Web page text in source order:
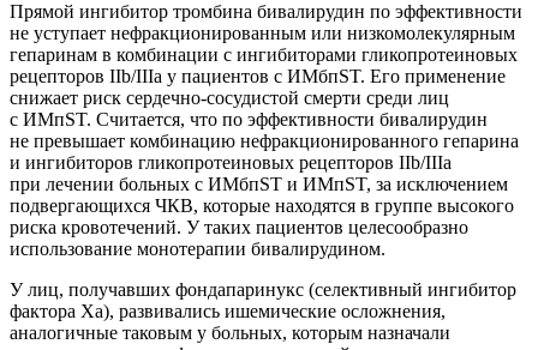
Прямой ингибитор тромбина бивалирудин по эффективности
не уступает нефракционированным или низкомолекулярным
гепаринам в комбинации с ингибиторами гликопротеиновых
рецепторов IIb/IIIa у пациентов с ИМбпST. Его применение
снижает риск сердечно-сосудистой смерти среди лиц
с ИМпST. Считается, что по эффективности бивалирудин
не превышает комбинацию нефракционированного гепарина
и ингибиторов гликопротеиновых рецепторов IIb/IIIa
при лечении больных с ИМбпST и ИМпST, за исключением
подвергающихся ЧКВ, которые находятся в группе высокого
риска кровотечений. У таких пациентов целесообразно
использование монотерапии бивалирудином.
У лиц, получавших фондапаринукс (селективный ингибитор
фактора Ха), развивались ишемические осложнения,
аналогичные таковым у больных, которым назначали